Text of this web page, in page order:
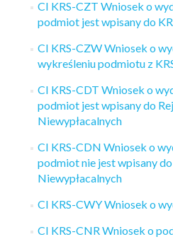
CI KRS-CZT Wniosek o
podmiot jest wpisany do
CI KRS-CZW Wniosek o
wykreśleniu podmiotu z
CI KRS-CDT Wniosek o
podmiot jest wpisany do
Niewypłacalnych
CI KRS-CDN Wniosek o
podmiot nie jest wpisany
Niewypłacalnych
CI KRS-CWY Wniosek o
CI KRS-CNR Wniosek o